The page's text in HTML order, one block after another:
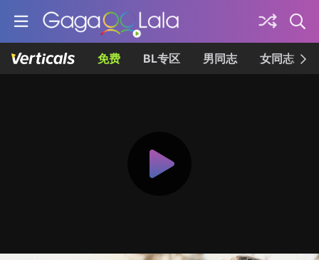
免费 BL专区 男同志 女同志